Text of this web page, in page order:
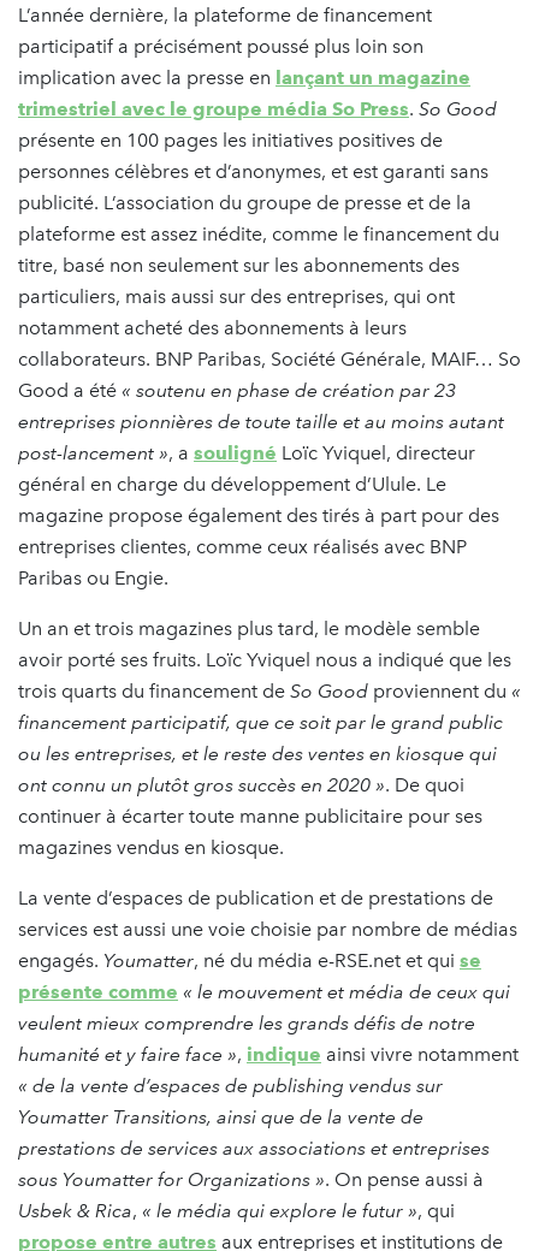
L’année dernière, la plateforme de financement
participatif a précisément poussé plus loin son
implication avec la presse en lançant un magazine
trimestriel avec le groupe média So Press. So Good
présente en 100 pages les initiatives positives de
personnes célèbres et d’anonymes, et est garanti sans
publicité. L’association du groupe de presse et de la
plateforme est assez inédite, comme le financement du
titre, basé non seulement sur les abonnements des
particuliers, mais aussi sur des entreprises, qui ont
notamment acheté des abonnements à leurs
collaborateurs. BNP Paribas, Société Générale, MAIF… So
Good a été « soutenu en phase de création par 23
entreprises pionnières de toute taille et au moins autant
post-lancement », a souligné Loïc Yviquel, directeur
général en charge du développement d’Ulule. Le
magazine propose également des tirés à part pour des
entreprises clientes, comme ceux réalisés avec BNP
Paribas ou Engie.
Un an et trois magazines plus tard, le modèle semble
avoir porté ses fruits. Loïc Yviquel nous a indiqué que les
trois quarts du financement de So Good proviennent du «
financement participatif, que ce soit par le grand public
ou les entreprises, et le reste des ventes en kiosque qui
ont connu un plutôt gros succès en 2020 ». De quoi
continuer à écarter toute manne publicitaire pour ses
magazines vendus en kiosque.
La vente d’espaces de publication et de prestations de
services est aussi une voie choisie par nombre de médias
engagés. Youmatter, né du média e-RSE.net et qui se
présente comme « le mouvement et média de ceux qui
veulent mieux comprendre les grands défis de notre
humanité et y faire face », indique ainsi vivre notamment
« de la vente d’espaces de publishing vendus sur
Youmatter Transitions, ainsi que de la vente de
prestations de services aux associations et entreprises
sous Youmatter for Organizations ». On pense aussi à
Usbek & Rica, « le média qui explore le futur », qui
propose entre autres aux entreprises et institutions de